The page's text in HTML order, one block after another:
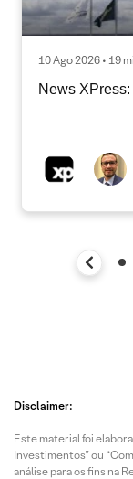
10 Ago 2026 • 19
News
Disclaimer:
Este material foi
Investimentos” ou
análise para os fins na